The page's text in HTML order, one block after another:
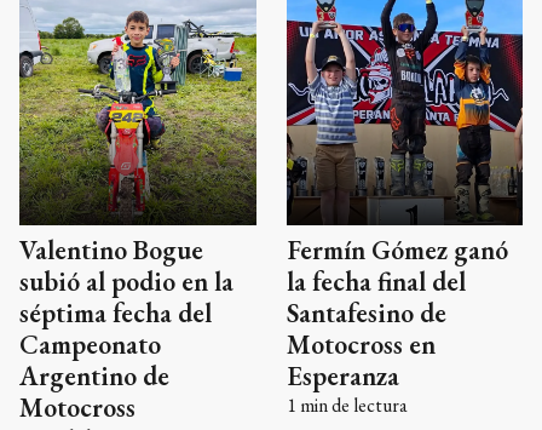
Valentino Bogue
subió al podio en la
séptima fecha del
Campeonato
Argentino de
Motocross
Fermín Gómez ganó
la fecha final del
Santafesino de
Motocross en
Esperanza
1 min de lectura